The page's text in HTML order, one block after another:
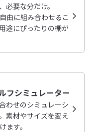
）
）
け取り不可
ために購入。1人で組み
ます。
必要な分だけ。
由に組み合わせるこ
途にぴったりの棚が
フシミュレーター
わせのシミュレーシ
素材やサイズを変え
ます。